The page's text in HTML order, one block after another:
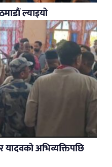
ल्याइयो
यादवको अभिव्यक्तिपछि